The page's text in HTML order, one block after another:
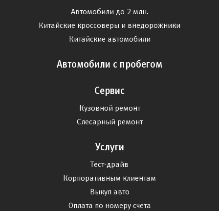
Автомобили до 2 млн.
Китайские кроссоверы и внедорожники
Китайские автомобили
Автомобили с пробегом
Сервис
Кузовной ремонт
Слесарный ремонт
Услуги
Тест-драйв
Корпоративным клиентам
Выкуп авто
Оплата по номеру счета